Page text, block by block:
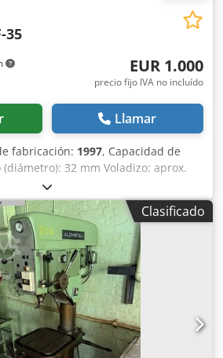
35
EUR 1.000
precio fijo IVA no incluído
Llamar
fabricación: 1997, Capacidad de
32 mm Voladizo: aprox.
76 mm Fresa plana: 20 mm Cono
Ajztf Auohqsa Recorrido del
del cabezal de fresado: 380 mm
550 x 500 mm Diámetro de la
Clasificado